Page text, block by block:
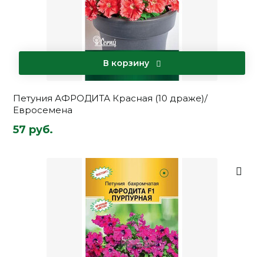
В корзину
Петуния АФРОДИТА Красная (10 драже)/
Евросемена
57 руб.